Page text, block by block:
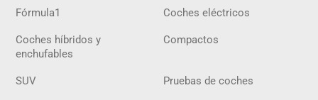
Fórmula1 Coches eléctricos
Coches híbridos y
enchufables
Compactos
SUV Pruebas de coches